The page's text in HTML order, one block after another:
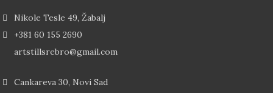
Nikole Tesle 49, Žabalj
+381 60 155 2690
artstillsrebro@gmail.com
Cankareva 30, Novi Sad